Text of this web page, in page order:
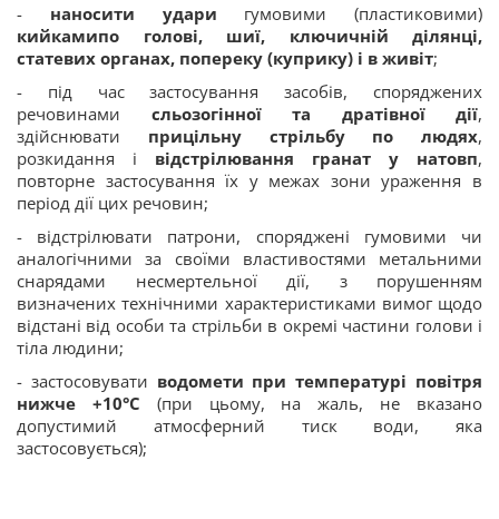
- наносити удари гумовими (пластиковими)
кийкамипо голові, шиї, ключичній ділянці,
статевих органах, попереку (куприку) і в живіт;
- під час застосування засобів, споряджених
речовинами сльозогінної та дратівної дії,
здійснювати прицільну стрільбу по людях,
розкидання і відстрілювання гранат у натовп,
повторне застосування їх у межах зони ураження в
період дії цих речовин;
- відстрілювати патрони, споряджені гумовими чи
аналогічними за своїми властивостями метальними
снарядами несмертельної дії, з порушенням
визначених технічними характеристиками вимог щодо
відстані від особи та стрільби в окремі частини голови і
тіла людини;
- застосовувати водомети при температурі повітря
нижче +10°C (при цьому, на жаль, не вказано
допустимий атмосферний тиск води, яка
застосовується);